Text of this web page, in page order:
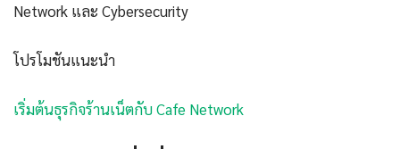
Network และ Cybersecurity
โปรโมชันแนะนำ
เริ่มต้นธุรกิจร้านเน็ตกับ Cafe Network